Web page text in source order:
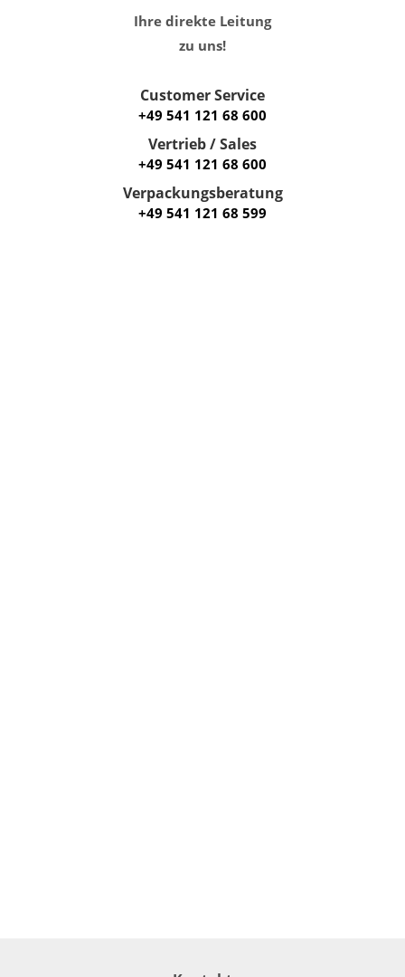
Ihre direkte Leitung
zu uns!
Customer Service
+49 541 121 68 600
Vertrieb / Sales
+49 541 121 68 600
Verpackungsberatung
+49 541 121 68 599